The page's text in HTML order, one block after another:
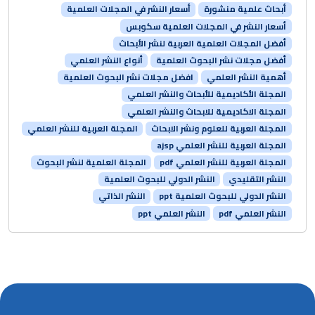
أبحاث علمية منشورة
أسعار النشر في المجلات العلمية
أسعار النشر في المجلات العلمية سكوبس
أفضل المجلات العلمية العربية لنشر الأبحاث
أفضل مجلات نشر البحوث العلمية
أنواع النشر العلمي
أهمية النشر العلمي
افضل مجلات نشر البحوث العلمية
المجلة الأكاديمية للأبحاث والنشر العلمي
المجلة الاكاديمية للابحاث والنشر العلمي
المجلة العربية للعلوم ونشر الابحاث
المجلة العربية للنشر العلمي
المجلة العربية للنشر العلمي ajsp
المجلة العربية للنشر العلمي pdf
المجلة العلمية لنشر البحوث
النشر التقليدي
النشر الدولي للبحوث العلمية
النشر الدولي للبحوث العلمية ppt
النشر الذاتي
النشر العلمي pdf
النشر العلمي ppt